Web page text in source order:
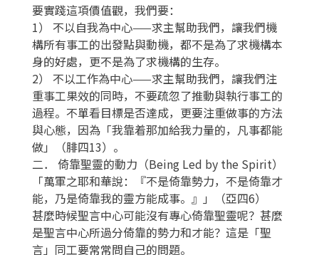
要實踐這項價值觀，我們要：
1） 不以自我為中心——求主幫助我們，讓我們機
構所有事工的出發點與動機，都不是為了求機構本
身的好處，更不是為了求機構的生存。
2） 不以工作為中心——求主幫助我們，讓我們注
重事工果效的同時，不要疏忽了推動與執行事工的
過程。不單看目標是否達成，更要注重做事的方法
與心態，因為「我靠着那加給我力量的，凡事都能
做」（腓四13）。
二． 倚靠聖靈的動力（Being Led by the Spirit）
「萬軍之耶和華說：『不是倚靠勢力，不是倚靠才
能，乃是倚靠我的靈方能成事。』」（亞四6）
甚麼時候聖言中心可能沒有專心倚靠聖靈呢？甚麼
是聖言中心所過分倚靠的勢力和才能？這是「聖
言」同工要常常問自己的問題。